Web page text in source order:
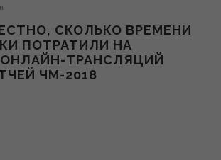
СКОЛЬКО ВРЕМЕНИ
ПОТРАТИЛИ НА
ТРАНСЛЯЦИЙ
ЧМ-2018